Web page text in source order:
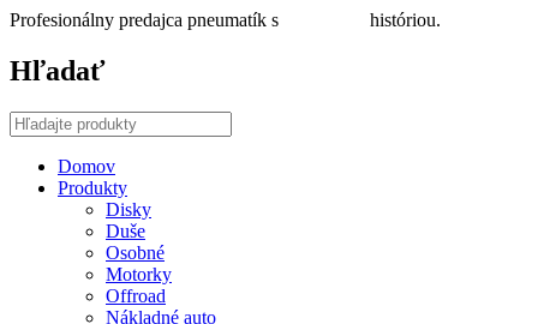
Profesionálny predajca pneumatík s históriou.
Hľadať
Domov
Produkty
Disky
Duše
Osobné
Motorky
Offroad
Nákladné auto